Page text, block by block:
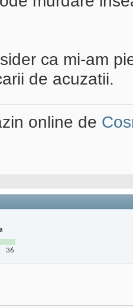
ca mi-am
de acuzatii.
online de
36